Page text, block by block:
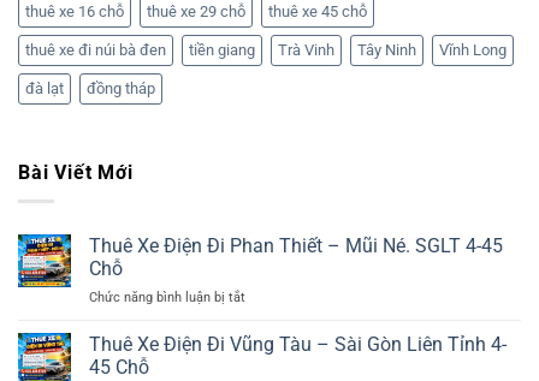
thuê xe 16 chỗ thuê xe 29 chỗ thuê xe 45 chỗ
thuê xe đi núi bà đen tiền giang Trà Vinh Tây Ninh Vĩnh Long
đà lạt đồng tháp
Bài Viết Mới
Thuê Xe Điện Đi Phan Thiết – Mũi Né. SGLT 4-45
Chỗ
Chức năng bình luận bị tắtở
Xe
Điện
Thuê Xe Điện Đi Vũng Tàu – Sài Gòn Liên Tỉnh 4-
45 Chỗ